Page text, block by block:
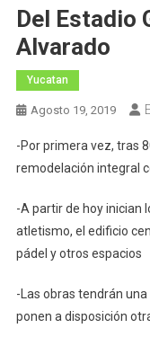
Del Estadio
Alvarado
Yucatan
Agosto 19, 2019
-Por primera vez, tras
remodelación integral
-A partir de hoy inician
atletismo, el edificio
pádel y otros espacios
-Las obras tendrán
ponen a disposición